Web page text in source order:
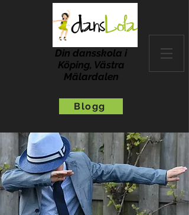
Din dansskola i
Köping, Västra
Mälardalen
Blogg